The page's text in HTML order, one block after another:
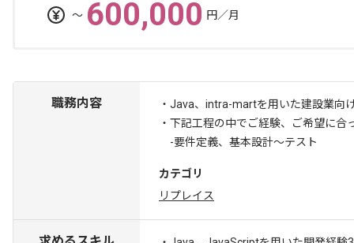
〜 600,000 円／月
職務内容
・Java、intra-martを用いた建設業向
・下記工程の中でご経験、ご希望に
-要件定義、基本設計～テスト
カテゴリ
リプレイス